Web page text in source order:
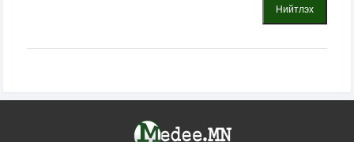
Нийтлэх